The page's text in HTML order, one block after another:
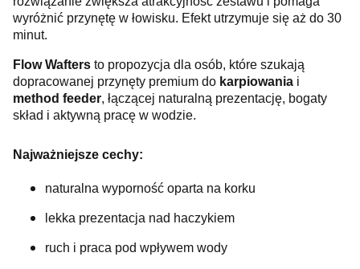
wyróżnić przynętę w łowisku. Efekt utrzymuje się aż do 30
minut.
Flow Wafters to propozycja dla osób, które szukają
dopracowanej przynęty premium do karpiowania i
method feeder, łączącej naturalną prezentację, bogaty
skład i aktywną pracę w wodzie.
Najważniejsze cechy:
naturalna wyporność oparta na korku
lekka prezentacja nad haczykiem
ruch i praca pod wpływem wody